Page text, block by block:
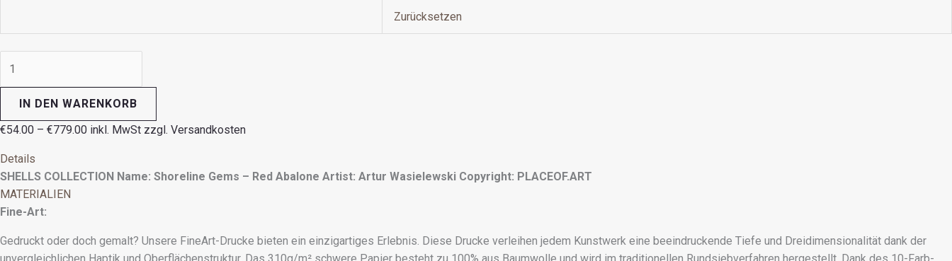
Zurücksetzen
IN DEN WARENKORB
€54.00 – €779.00 inkl. MwSt zzgl. Versandkosten
Details
SHELLS COLLECTION Name: Shoreline Gems – Red Abalone Artist: Artur Wasielewski Copyright: PLACEOF.ART
MATERIALIEN
Fine-Art:
Gedruckt oder doch gemalt? Unsere FineArt-Drucke bieten ein einzigartiges Erlebnis. Diese Drucke verleihen jedem Kunstwerk eine beeindruckende Tiefe und Dreidimensionalität dank der